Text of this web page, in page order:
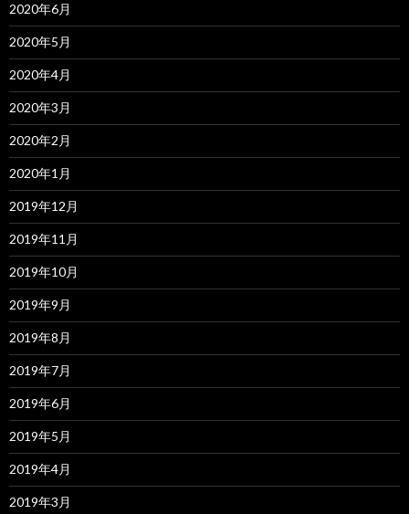
2020年6月
2020年5月
2020年4月
2020年3月
2020年2月
2020年1月
2019年12月
2019年11月
2019年10月
2019年9月
2019年8月
2019年7月
2019年6月
2019年5月
2019年4月
2019年3月